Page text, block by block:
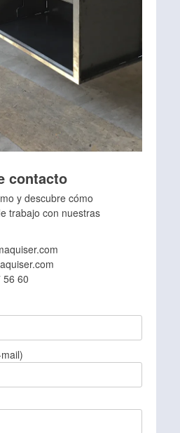
contacto
y descubre cómo
trabajo con nuestras
56 60